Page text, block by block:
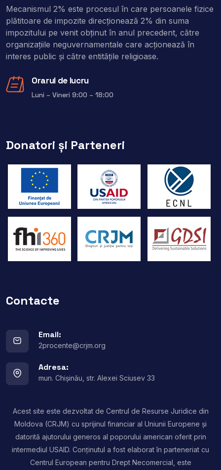
Mecanismul 2% este procesul în care persoanele fizice
plătitoare de impozite direcţionează 2% din suma
impozitului pe venit obţinut în anul precedent, către
organizaţiile neguvernamentale care acţionează în
interes public şi către entitățile religioase.
Orarul de lucru
Luni – Vineri 9:00 – 18:00
Donatori și Parteneri
Contacte
Email:
2procente@crjm.org
Adresa:
mun. Chișinău, str. Alexei Sciusev 33
Acest site este dezvoltat de Centrul de Resurse Juridice din
Moldova (CRJM) cu sprijinul financiar al Uniunii Europene și
datorită ajutorului generos al poporului american oferit prin
intermediul USAID. Conținutul a fost elaborat în parteneriat cu
Centrul European pentru Drept Necomercial, este